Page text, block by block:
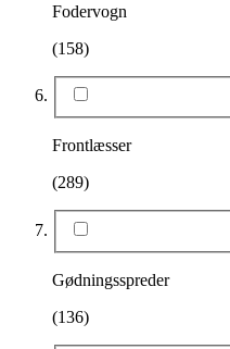
Fodervogn
(158)
Frontlæsser
(289)
Gødningsspreder
(136)